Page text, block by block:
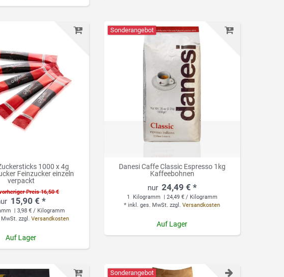
1000 x 4g
Feinzucker einzeln
verpackt
Preis 16,50 €
15,90 € *
| 3,98 € / Kilogramm
zzgl.Versandkosten
Auf Lager
Sonderangebot
Danesi Caffe Classic Espresso 1kg
Kaffeebohnen
24,49 € *
1 Kilogramm
| 24,49 € / Kilogramm
*inkl. ges. MwSt. zzgl.Versandkosten
Auf Lager
Sonderangebot